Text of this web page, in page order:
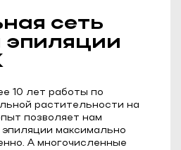
сеть
эпиляции
10 лет работы по
растительности на
позволяет нам
эпиляции максимально
А многочисленные